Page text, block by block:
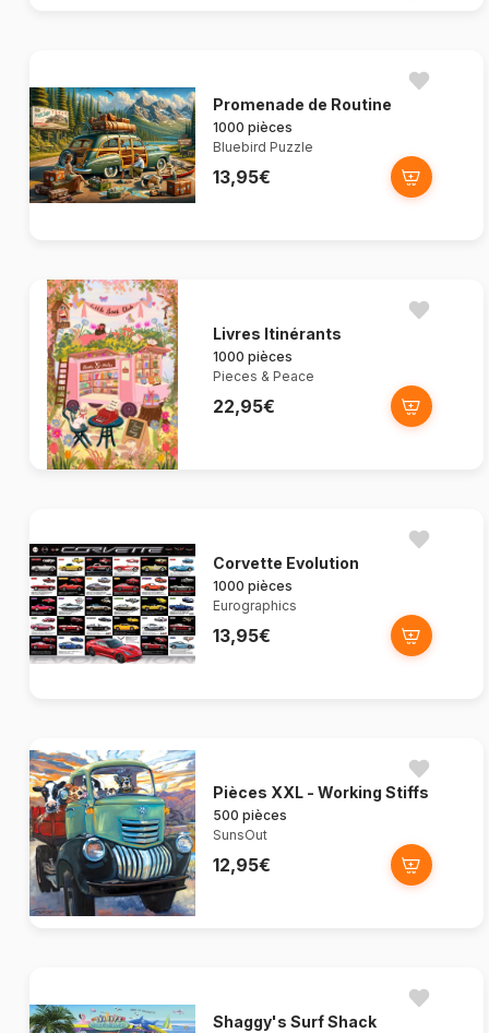
Promenade de Routine
1000 pièces
Bluebird Puzzle
13,95€
Livres Itinérants
1000 pièces
Pieces & Peace
22,95€
Corvette Evolution
1000 pièces
Eurographics
13,95€
Pièces XXL - Working Stiffs
500 pièces
SunsOut
12,95€
Shaggy's Surf Shack